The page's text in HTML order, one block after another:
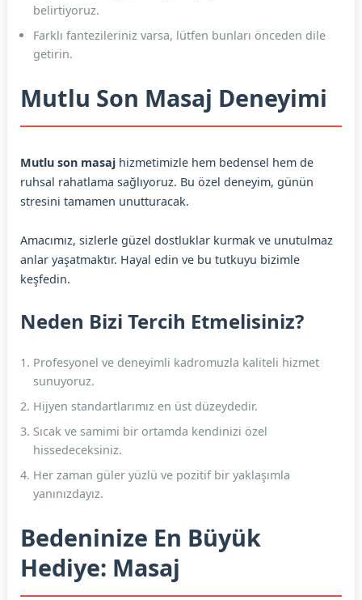
belirtiyoruz.
Farklı fantezileriniz varsa, lütfen bunları önceden dile
getirin.
Mutlu Son Masaj Deneyimi
Mutlu son masaj hizmetimizle hem bedensel hem de
ruhsal rahatlama sağlıyoruz. Bu özel deneyim, günün
stresini tamamen unutturacak.
Amacımız, sizlerle güzel dostluklar kurmak ve unutulmaz
anlar yaşatmaktır. Hayal edin ve bu tutkuyu bizimle
keşfedin.
Neden Bizi Tercih Etmelisiniz?
Profesyonel ve deneyimli kadromuzla kaliteli hizmet
sunuyoruz.
Hijyen standartlarımız en üst düzeydedir.
Sıcak ve samimi bir ortamda kendinizi özel
hissedeceksiniz.
Her zaman güler yüzlü ve pozitif bir yaklaşımla
yanınızdayız.
Bedeninize En Büyük
Hediye: Masaj